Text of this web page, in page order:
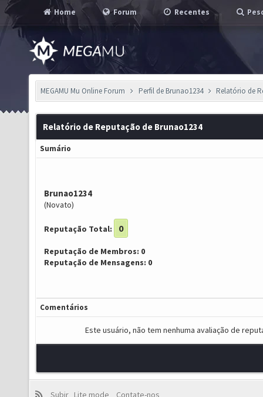
Home Forum Recentes
MEGAMU Mu Online Forum Perfil de Brunao1234 Relatório de
Relatório de Reputação de Brunao1234
Sumário
Brunao1234
(Novato)
Reputação Total: 0
Reputação de Membros: 0
Reputação de Mensagens: 0
Comentários
Este usuário, não tem nenhuma avaliação de
Subir Lite mode
Contate-nos